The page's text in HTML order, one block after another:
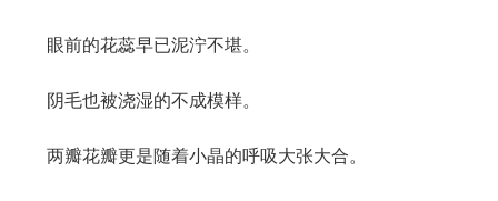
眼前的花蕊早已泥泞不堪。
阴毛也被浇湿的不成模样。
两瓣花瓣更是随着小晶的呼吸大张大合。